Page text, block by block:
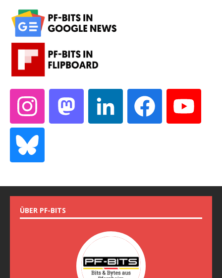
ÜBER PF-BITS